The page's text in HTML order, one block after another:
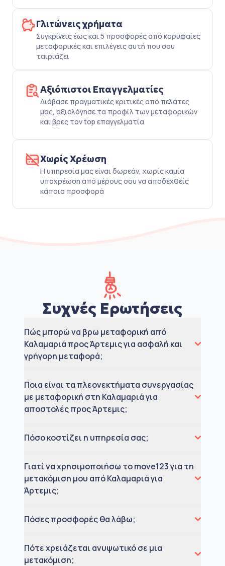
Γλιτώνεις χρήματα
Συγκρίνεις έως και 5 προσφορές από κορυφαίες
μεταφορικές και επιλέγεις αυτή που σου
ταιριάζει
Αξιόπιστοι Επαγγελματίες
Διάβασε πραγματικές κριτικές από πελάτες
μας, αξιολόγησε τα προφίλ των μεταφορικών
και βρες τον top επαγγελματία
Χωρίς Χρέωση
Η υπηρεσία μας είναι δωρεάν, χωρίς καμία
υποχρέωση από μέρους σου να αποδεχθείς
κάποια προσφορά
Συχνές Ερωτήσεις
Πώς μπορώ να βρω μεταφορική από
Καλαμαριά προς Άρτεμις για ασφαλή και
γρήγορη μεταφορά;
Ποια είναι τα πλεονεκτήματα συνεργασίας
με μεταφορική στη Καλαμαριά για
αποστολές προς Άρτεμις;
Πόσο κοστίζει η υπηρεσία σας;
Γιατί να χρησιμοποιήσω το move123 για τη
μετακόμιση μου από Καλαμαριά για
Άρτεμις;
Πόσες προσφορές θα λάβω;
Πότε χρειάζεται ανυψωτικό σε μια
μετακόμιση;